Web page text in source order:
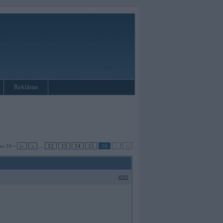
Reklāma
16 • |« « 12 13 14 15 16
#301